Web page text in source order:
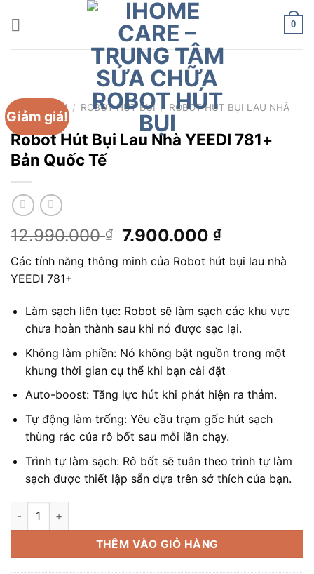
0
Giảm giá!
TRANG CHỦ / ROBOT HÚT BỤI / ROBOT HÚT BỤI LAU NHÀ
YEEDI
Robot Hút Bụi Lau Nhà YEEDI 781+
Bản Quốc Tế
12.990.000₫
Giá
gốc
là:
7.900.000₫Giá
hiện
tại
7.900.000
Các tính năng thông minh của Robot hút bụi lau nhà
YEEDI 781+
Làm sạch liên tục: Robot sẽ làm sạch các khu vực
chưa hoàn thành sau khi nó được sạc lại.
Không làm phiền: Nó không bật nguồn trong một
khung thời gian cụ thể khi bạn cài đặt
Auto-boost: Tăng lực hút khi phát hiện ra thảm.
Tự động làm trống: Yêu cầu trạm gốc hút sạch
thùng rác của rô bốt sau mỗi lần chạy.
Trình tự làm sạch: Rô bốt sẽ tuân theo trình tự làm
sạch được thiết lập sẵn dựa trên sở thích của bạn.
Robot Hút Bụi Lau Nhà YEEDI 781+ Bản Quốc Tế số lượng
THÊM VÀO GIỎ HÀNG